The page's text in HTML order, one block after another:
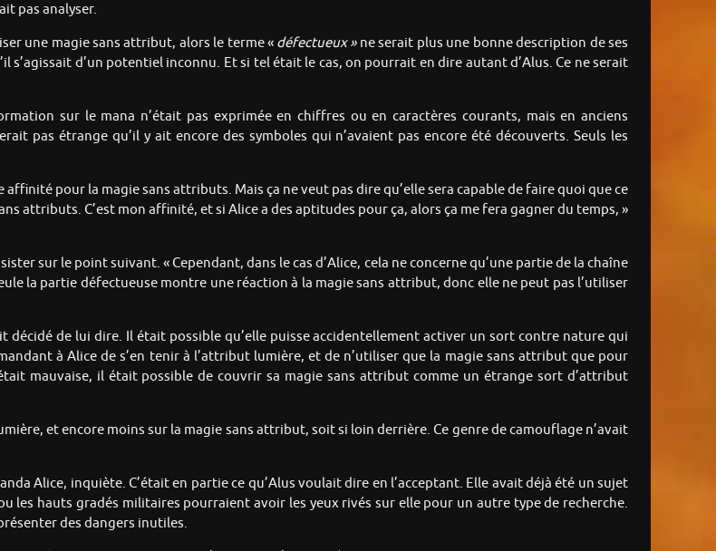
pas analyser.
une magie sans attribut, alors le terme « défectueux »ne serait plus une bonne description de ses
d’un potentiel inconnu. Et si tel était le cas, on pourrait en dire autant d’Alus. Ce ne serait
sur le mana n’était pas exprimée en chiffres ou en caractères courants, mais en anciens
pas étrange qu’il y ait encore des symboles qui n’avaient pas encore été découverts. Seuls les
pour la magie sans attributs. Mais ça ne veut pas dire qu’elle sera capable de faire quoi que ce
attributs. C’est mon affinité, et si Alice a des aptitudes pour ça, alors ça me fera gagner du temps, »
sur le point suivant. « Cependant, dans le cas d’Alice, cela ne concerne qu’une partie de la chaîne
la partie défectueuse montre une réaction à la magie sans attribut, donc elle ne peut pas l’utiliser
décidé de lui dire. Il était possible qu’elle puisse accidentellement activer un sort contre nature qui
à Alice de s’en tenir à l’attribut lumière, et de n’utiliser que la magie sans attribut que pour
mauvaise, il était possible de couvrir sa magie sans attribut comme un étrange sort d’attribut
et encore moins sur la magie sans attribut, soit si loin derrière. Ce genre de camouflage n’avait
Alice, inquiète. C’était en partie ce qu’Alus voulait dire en l’acceptant. Elle avait déjà été un sujet
les hauts gradés militaires pourraient avoir les yeux rivés sur elle pour un autre type de recherche.
des dangers inutiles.